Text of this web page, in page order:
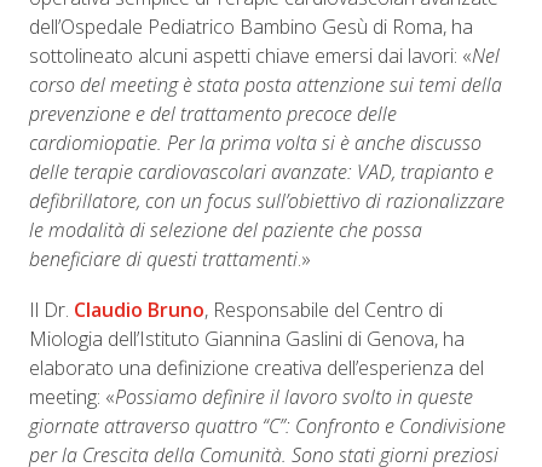
dell’Ospedale Pediatrico Bambino Gesù di Roma, ha
sottolineato alcuni aspetti chiave emersi dai lavori: «Nel
corso del meeting è stata posta attenzione sui temi della
prevenzione e del trattamento precoce delle
cardiomiopatie. Per la prima volta si è anche discusso
delle terapie cardiovascolariavanzate: VAD, trapianto e
defibrillatore, con un focus sull’obiettivo di razionalizzare
le modalità di selezione del paziente che possa
beneficiare di questi trattamenti.»
Il Dr. Claudio Bruno, Responsabile del Centro di
Miologia dell’Istituto Giannina Gaslini di Genova, ha
elaborato una definizione creativa dell’esperienza del
meeting: «Possiamo definire il lavoro svolto in queste
giornate attraverso quattro “C”: Confronto e Condivisione
per la Crescita della Comunità. Sono stati giorni preziosi